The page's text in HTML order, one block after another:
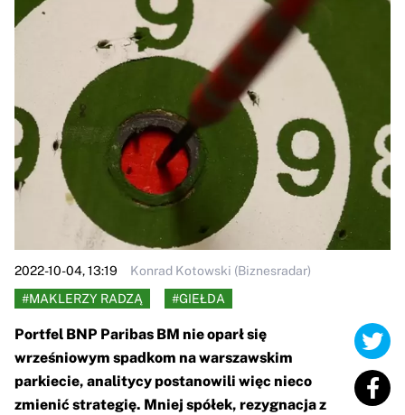
2022-10-04, 13:19
Konrad Kotowski (Biznesradar)
#MAKLERZY RADZĄ
#GIEŁDA
Portfel BNP Paribas BM nie oparł się
wrześniowym spadkom na warszawskim
parkiecie, analitycy postanowili więc nieco
zmienić strategię. Mniej spółek, rezygnacja z